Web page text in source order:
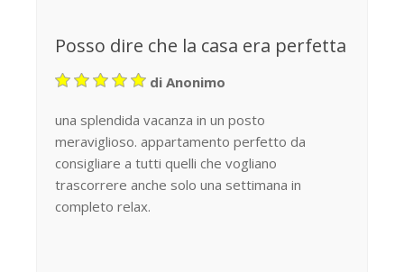
Posso dire che la casa era perfetta
di Anonimo
una splendida vacanza in un posto
meraviglioso. appartamento perfetto da
consigliare a tutti quelli che vogliano
trascorrere anche solo una settimana in
completo relax.